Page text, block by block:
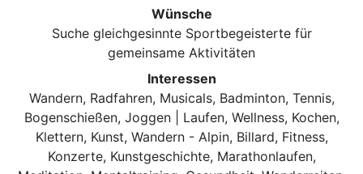
Wünsche
Suche gleichgesinnte Sportbegeisterte für
gemeinsame Aktivitäten
Interessen
Wandern, Radfahren, Musicals, Badminton, Tennis,
Bogenschießen, Joggen | Laufen, Wellness, Kochen,
Klettern, Kunst, Wandern - Alpin, Billard, Fitness,
Konzerte, Kunstgeschichte, Marathonlaufen,